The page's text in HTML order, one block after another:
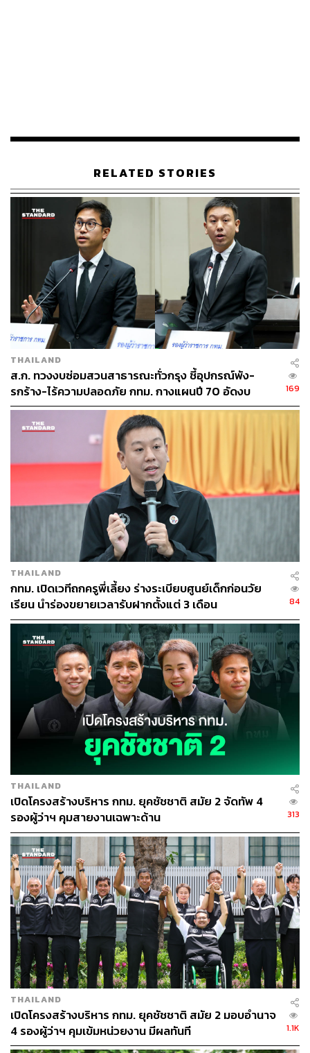
เจดีย์ทราย การแสดงดนตรีจากศิลปินที่มีชื่อเสียง การแสดง
สวรรค์ สาวน้อยตกน้ำ มอญซ่อนผ้า รีรีข้าวสาร โดยในส่วน
ของเวทีการแสดงศิลปวัฒนธรรมไทยจะเริ่มระหว่างเวลา
17.00-22.00 น.
ภายในงานจะมีนิทรรศการเกี่ยวกับประเพณีสงกรานต์และ
ตำนานนางสงกรานต์ นิทรรศการสงกรานต์มรดกภูมิปัญญา
ทางวัฒนธรรมที่จับต้องไม่ได้ของมนุษยชาติ รวมทั้งมีการ
ออกร้านผลิตภัณฑ์ชุมชนและอาหารไทย การออกร้าน
จำหน่ายผลิตภัณฑ์บางกอกแบรนด์และของดี 50 เขต รวมถึง
อาหารอร่อยจากร้านอาหารขึ้นชื่อในกรุงเทพฯ
ร่วมสรงน้ำพระพุทธสิหิงค์ ทำบุญตักบาตร รับน้ำมนต์
ศักดิ์สิทธิ์จากพิธีสวดพระปริตรรามัญ
อีกหนึ่งกิจกรรมเด่นภายในงานที่ลานคนเมือง ประกอบด้วย
พิธีอัญเชิญพระพุทธสิหิงค์ โดยในวันที่ 12 เมษายน เวลา
08.00 น. จะอัญเชิญพระพุทธสิหิงค์จากพระที่นั่งพุทไธสวรรย์
พิพิธภัณฑสถานแห่งชาติ พระนคร จอดขบวนแห่เพื่อให้
ประชาชนได้ร่วมสรงน้ำพระที่สวนสันติชัยปราการ ด้านหน้า
วัดชนะสงคราม และบริเวณปากคลองตลาด จากนั้นจะ
อัญเชิญไปประดิษฐาน ณ มณฑปชั่วคราวบริเวณลานคน
เมือง เพื่อให้ประชาชนได้สักการบูชาและสรงน้ำพระเพื่อ
ความเป็นสิริมงคล ระหว่างวันที่ 12-14 เมษายน และจะ
อัญเชิญกลับมายังพระที่นั่งพุทไธสวรรย์ในวันที่ 14 เมษายน
เวลา 16.00 น.
ทั้งนี้ วันที่ 13 เมษายน เวลา 07.00 น. จะมีพิธีทำบุญตักบาตร
พระสงฆ์จำนวน 67 รูป ณ ปะรำพิธีสงฆ์ และเวลา 08.30 น.
จะมีพิธีรดน้ำขอพรผู้สูงอายุ เพื่อเป็นการส่งเสริมให้คนไทยได้
แสดงความกตัญญูกตเวทีต่อบุพการีและผู้สูงวัย ตลอดจนเพื่อ
ก่อให้เกิดความรักความเข้าใจซึ่งกันและกัน
นอกจากนี้ยังจัดพิธีสวดพระปริตรรามัญเสกน้ำพระพุทธมนต์
โดยพิธีสวดพระปริตรรามัญเสกน้ำพระพุทธมนต์เป็นพิธีอัน
ศักดิ์สิทธิ์ที่มีมาแต่โบราณกาลตั้งแต่ครั้งสมัยรัชกาลที่ 4 ซึ่ง
กรุงเทพมหานครได้นิมนต์พระสงฆ์มอญที่มีตำแหน่งเป็น
พระครูปริตรรามัญ (ปัจจุบันเหลืออยู่เพียงที่วัดชนะสงคราม
เท่านั้น) มาสวดด้วยรามัญวิธี พร้อมเสกน้ำพระพุทธมนต์ใน
คราวเดียวกัน และจะมีการนำน้ำมนต์ศักดิ์สิทธิ์จากพิธีดัง
กล่าว จำนวน 9,999 ชุด มาแจกจ่ายให้กับประชาชนที่เข้า
ร่วมงานเทศกาลมหาสงกรานต์กรุงเทพมหานคร ณ บริเวณ
ลานคนเมือง เพื่อเป็นสิริสวัสดิมงคลเนื่องในวันขึ้นปีใหม่ไทย
TAGS: ไวทยา นวเศรษฐกุล
เทศกาลสงกรานต์
ศานนท์ หวังสร้างบุญ
ลานคนเมือง สงกรานต์
RELATED STORIES
THAILAND
ส.ก. ทวงงบซ่อมสวนสาธารณะทั่วกรุง ชี้อุปกรณ์พัง-
รกร้าง-ไร้ความปลอดภัย กทม. กางแผนปี 70 อัดงบ
ปรับปรุง 5 สวนใหญ่
169
THAILAND
กทม. เปิดเวทีถกครูพี่เลี้ยง ร่างระเบียบศูนย์เด็กก่อนวัย
เรียน นำร่องขยายเวลารับฝากตั้งแต่ 3 เดือน
84
THAILAND
เปิดโครงสร้างบริหาร กทม. ยุคชัชชาติ สมัย 2 จัดทัพ 4
รองผู้ว่าฯ คุมสายงานเฉพาะด้าน
313
THAILAND
เปิดโครงสร้างบริหาร กทม. ยุคชัชชาติ สมัย 2 มอบอำนาจ
4 รองผู้ว่าฯ คุมเข้มหน่วยงาน มีผลทันที
1.1K